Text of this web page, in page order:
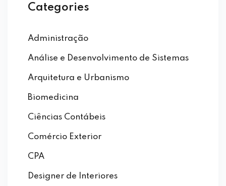
Categories
Administração
Análise e Desenvolvimento de Sistemas
Arquitetura e Urbanismo
Biomedicina
Ciências Contábeis
Comércio Exterior
CPA
Designer de Interiores